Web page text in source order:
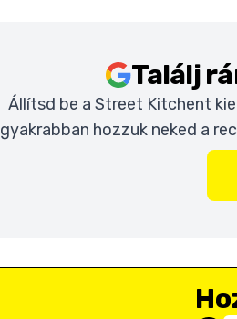
Találj
Állítsd be a Street Kitchent
gyakrabban hozzuk neked a